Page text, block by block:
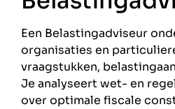
Een Belastingadviseur
organisaties en
vraagstukken,
Je analyseert wet- en
over optimale fiscale